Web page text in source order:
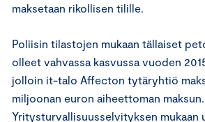
maksetaan rikollisen tilille.
Poliisin tilastojen mukaan tällaiset
olleet vahvassa kasvussa vuoden
jolloin it-talo Affecton tytäryhtiö
miljoonan euron aiheettoman maksun.
Yritysturvallisuusselvityksen mukaan